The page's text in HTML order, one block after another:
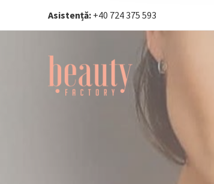
Asistență: +40 724 375 593‬